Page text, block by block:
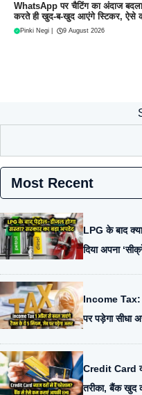
WhatsApp पर चैटिंग का अंदाज
करते ही खुद-ब-खुद आएंगे स्टिकर, ऐसे
Pinki Negi 9 August 2026
Most Recent
LPG के बाद
दिया अपना
Income Tax:
पर पड़ेगा सीधा
Credit Card
तरीका, बैंक खुद